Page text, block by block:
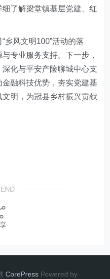
了解梁堂镇基层党建、红
“乡风文明100”活动的落
专业服务支持。下一步，
深化与平安产险聊城中心支
融科技优势，夯实党建基
明，为冠县乡村振兴贡献
CorePress Powered by